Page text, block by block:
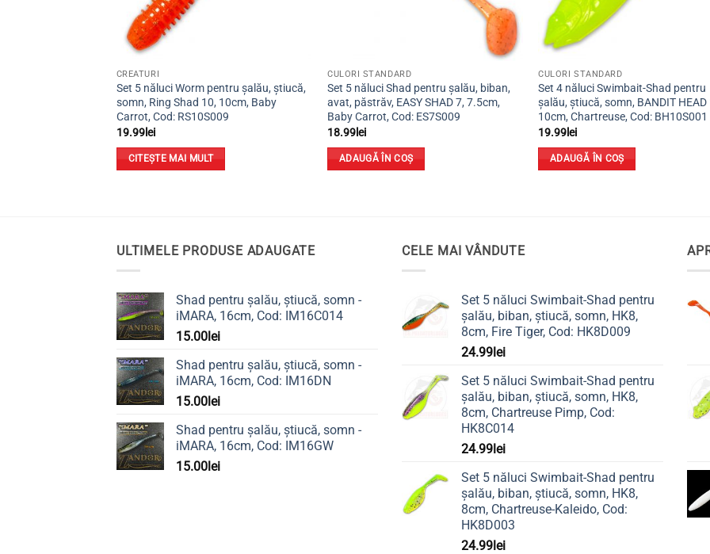
CREATURI
Set 5 năluci Worm pentru șalău, știucă,
somn, Ring Shad 10, 10cm, Baby
Carrot, Cod: RS10S009
19.99lei
CITEȘTE MAI MULT
CULORI STANDARD
Set 5 năluci Shad pentru șalău, biban,
avat, păstrăv, EASY SHAD 7, 7.5cm,
Baby Carrot, Cod: ES7S009
18.99lei
ADAUGĂ ÎN COȘ
CULORI STANDARD
Set 4 năluci Swimbait-Shad pentru
șalău, știucă, somn, BANDIT HEAD
10cm, Chartreuse, Cod: BH10S001
19.99lei
ADAUGĂ ÎN COȘ
ULTIMELE PRODUSE ADAUGATE
Shad pentru șalău, știucă, somn -
iMARA, 16cm, Cod: IM16C014
15.00lei
Shad pentru șalău, știucă, somn -
iMARA, 16cm, Cod: IM16DN
15.00lei
Shad pentru șalău, știucă, somn -
iMARA, 16cm, Cod: IM16GW
15.00lei
CELE MAI VÂNDUTE
Set 5 năluci Swimbait-Shad pentru
șalău, biban, știucă, somn, HK8,
8cm, Fire Tiger, Cod: HK8D009
24.99lei
Set 5 năluci Swimbait-Shad pentru
șalău, biban, știucă, somn, HK8,
8cm, Chartreuse Pimp, Cod:
HK8C014
24.99lei
Set 5 năluci Swimbait-Shad pentru
șalău, biban, știucă, somn, HK8,
8cm, Chartreuse-Kaleido, Cod:
HK8D003
24.99lei